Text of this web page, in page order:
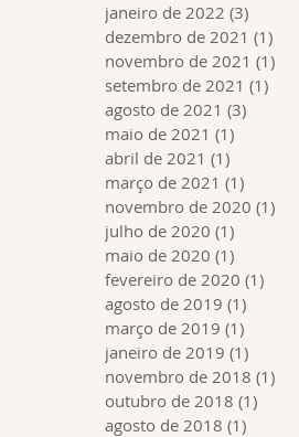
janeiro de 2022 (3)
dezembro de 2021 (1)
novembro de 2021 (1)
setembro de 2021 (1)
agosto de 2021 (3)
maio de 2021 (1)
abril de 2021 (1)
março de 2021 (1)
novembro de 2020 (1)
julho de 2020 (1)
maio de 2020 (1)
fevereiro de 2020 (1)
agosto de 2019 (1)
março de 2019 (1)
janeiro de 2019 (1)
novembro de 2018 (1)
outubro de 2018 (1)
agosto de 2018 (1)